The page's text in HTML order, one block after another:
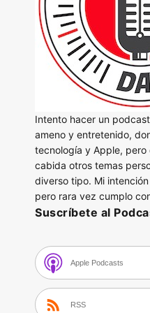
Intento hacer un
ameno y entretenido,
tecnología y Apple,
cabida otros temas
diverso tipo. Mi
pero rara vez cumplo
Suscríbete al
Apple Podcasts
RSS